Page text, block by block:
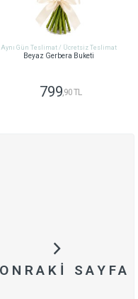
Aynı Gün Teslimat / Ücretsiz Teslimat
Beyaz Gerbera Buketi
799,90 TL
SAYFA